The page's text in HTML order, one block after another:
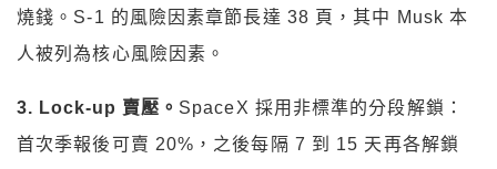
燒錢。S-1 的風險因素章節長達 38 頁，其中 Musk 本
人被列為核心風險因素。
3. Lock-up 賣壓。 SpaceX 採用非標準的分段解鎖：
首次季報後可賣 20%，之後每隔 7 到 15 天再各解鎖